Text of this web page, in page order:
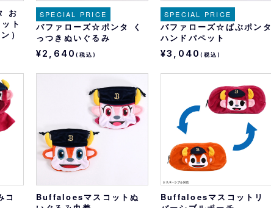
お
ト
）
SPECIAL PRICE
バファローズ☆ポンタ く
っつきぬいぐるみ
¥2,640(税込)
SPECIAL PRICE
バファローズ☆ばぶポンタ
ハンドパペット
¥3,040(税込)
コ
Buffaloesマスコットぬ
Buffaloesマスコットリ